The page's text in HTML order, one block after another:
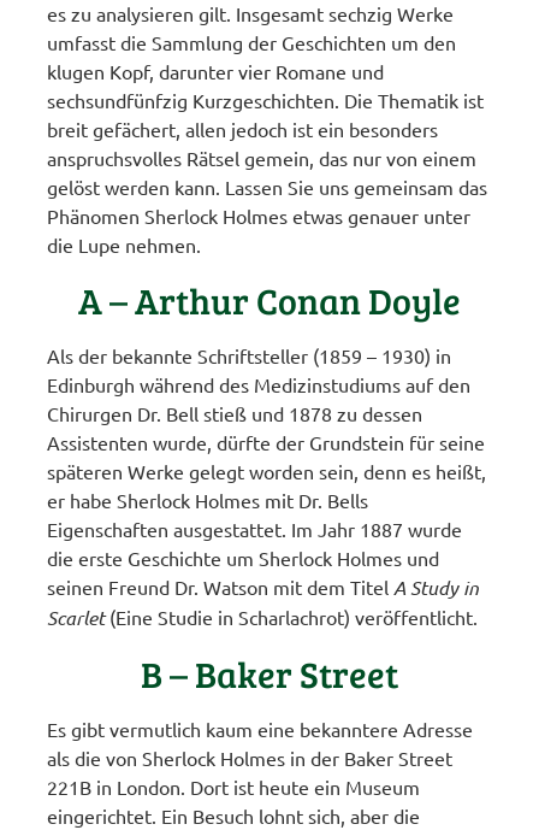
es zu analysieren gilt. Insgesamt sechzig Werke
umfasst die Sammlung der Geschichten um den
klugen Kopf, darunter vier Romane und
sechsundfünfzig Kurzgeschichten. Die Thematik ist
breit gefächert, allen jedoch ist ein besonders
anspruchsvolles Rätsel gemein, das nur von einem
gelöst werden kann. Lassen Sie uns gemeinsam das
Phänomen Sherlock Holmes etwas genauer unter
die Lupe nehmen.
A – Arthur Conan Doyle
Als der bekannte Schriftsteller (1859 – 1930) in
Edinburgh während des Medizinstudiums auf den
Chirurgen Dr. Bell stieß und 1878 zu dessen
Assistenten wurde, dürfte der Grundstein für seine
späteren Werke gelegt worden sein, denn es heißt,
er habe Sherlock Holmes mit Dr. Bells
Eigenschaften ausgestattet. Im Jahr 1887 wurde
die erste Geschichte um Sherlock Holmes und
seinen Freund Dr. Watson mit dem Titel A Study in
Scarlet(Eine Studie in Scharlachrot) veröffentlicht.
B – Baker Street
Es gibt vermutlich kaum eine bekanntere Adresse
als die von Sherlock Holmes in der Baker Street
221B in London. Dort ist heute ein Museum
eingerichtet. Ein Besuch lohnt sich, aber die